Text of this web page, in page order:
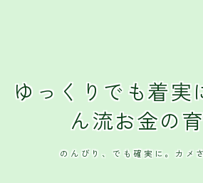
ゆっくりでも着実
ん流お金の
のんびり、でも確実に。カメ